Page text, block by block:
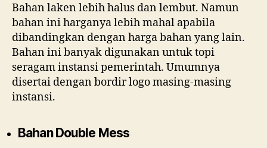
Bahan laken lebih halus dan lembut. Namun
bahan ini harganya lebih mahal apabila
dibandingkan dengan harga bahan yang lain.
Bahan ini banyak digunakan untuk topi
seragam instansi pemerintah. Umumnya
disertai dengan bordir logo masing-masing
instansi.
Bahan Double Mess